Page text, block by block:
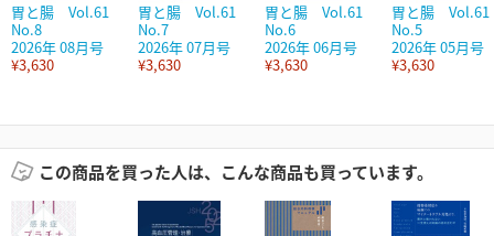
胃と腸 Vol.61
No.8
2026年 08月号
¥3,630
胃と腸 Vol.61
No.7
2026年 07月号
¥3,630
胃と腸 Vol.61
No.6
2026年 06月号
¥3,630
胃と腸 Vol.61
No.5
2026年 05月号
¥3,630
この商品を買った人は、こんな商品も買っています。